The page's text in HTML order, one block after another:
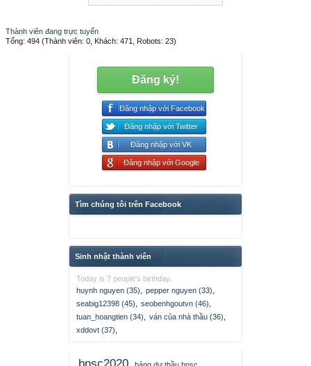
Thành viên đang trực tuyến
Tổng: 494 (Thành viên: 0, Khách: 471, Robots: 23)
Đăng ký!
Đăng nhập với Facebook
Đăng nhập với Twitter
Đăng nhập với VK
Đăng nhập với Google
Tìm chúng tôi trên Facebook
Sinh nhật thành viên
Today is 7 people's birthday.
huynh nguyen (35)
pepper nguyen (33)
seabig12398 (45)
seobenhgoutvn (46)
tuan_hoangtien (34)
ván của nhà thầu (36)
xddovt (37)
bnsc2020